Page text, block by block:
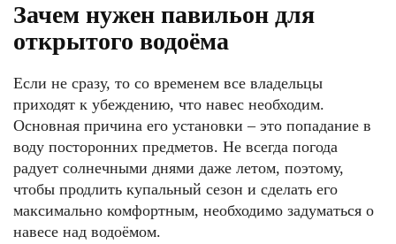
Зачем нужен павильон для
открытого водоёма
Если не сразу, то со временем все владельцы
приходят к убеждению, что навес необходим.
Основная причина его установки – это попадание в
воду посторонних предметов. Не всегда погода
радует солнечными днями даже летом, поэтому,
чтобы продлить купальный сезон и сделать его
максимально комфортным, необходимо задуматься о
навесе над водоёмом.